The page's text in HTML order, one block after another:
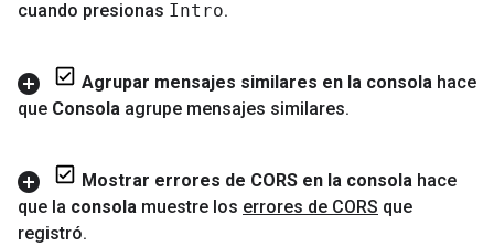
cuando presionas Intro.
Agrupar mensajes similares en la consola hace
que Consola agrupe mensajes similares.
Mostrar errores de CORS en la consola hace
que la consola muestre los errores de CORS que
registró.